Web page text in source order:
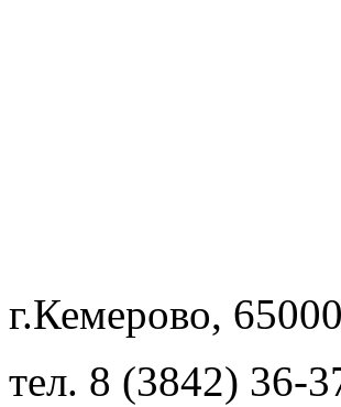
г.Кемерово,
тел. 8 (3842) 36-